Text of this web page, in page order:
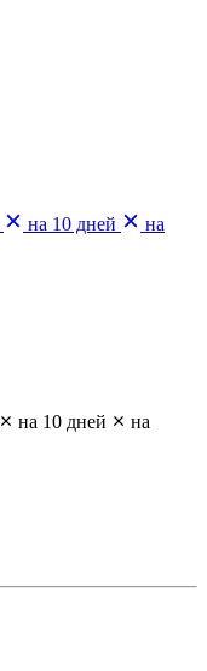
на 10 дней
на
на 10 дней
на